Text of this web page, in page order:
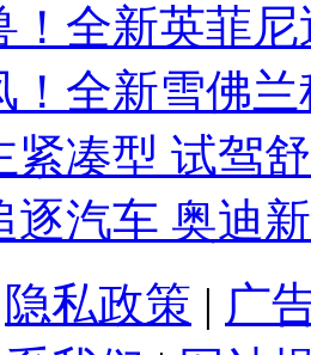
！全新英菲
！全新雪佛
紧凑型 试驾
逐汽车 奥迪
隐私政策 | 广